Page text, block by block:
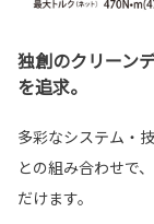
独創のクリーン
を追求。
多彩なシステム・
との組み合わせで
だけます。